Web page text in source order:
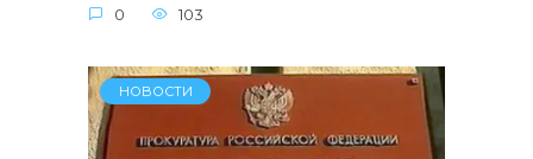
0 103
НОВОСТИ